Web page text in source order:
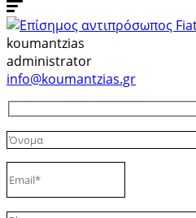
koumantzias
administrator
info@koumantzias.gr